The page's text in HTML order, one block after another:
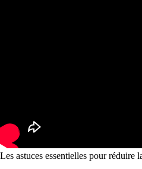
Les astuces essentielles pour réduire